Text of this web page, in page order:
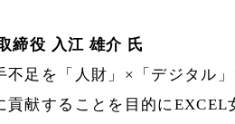
締役 入江 雄介 氏
不足を「人財」×「デジタル
貢献することを目的にEXCEL